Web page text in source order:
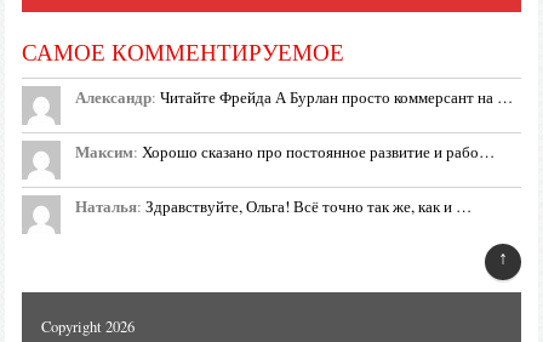
САМОЕ КОММЕНТИРУЕМОЕ
Александр: Читайте Фрейда А Бурлан просто коммерсант на …
Максим: Хорошо сказано про постоянное развитие и рабо…
Наталья: Здравствуйте, Ольга! Всё точно так же, как и …
Copyright 2026
↑